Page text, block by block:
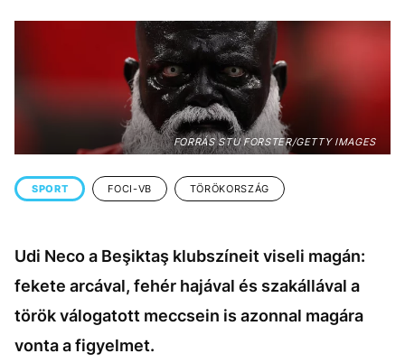
DESIGN
BESZÉLGETÉSEK ARCOK
VIDEÓ TÖRTÉNETEK
GASZTRO
FORRÁS STU FORSTER/GETTY IMAGES
SPORT FOCI-VB TÖRÖKORSZÁG
Udi Neco a Beşiktaş klubszíneit viseli magán:
fekete arcával, fehér hajával és szakállával a
török válogatott meccsein is azonnal magára
vonta a figyelmet.